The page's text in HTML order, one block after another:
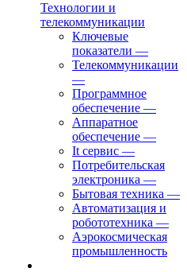
Технологии и
телекоммуникации
Ключевые
показатели —
Телекоммуникации
—
Программное
обеспечение —
Аппаратное
обеспечение —
It сервис —
Потребительская
электроника —
Бытовая техника —
Автоматизация и
робототехника —
Аэрокосмическая
промышленность